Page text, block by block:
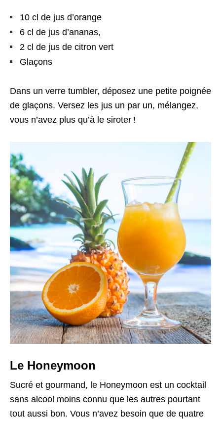
10 cl de jus d’orange
6 cl de jus d’ananas,
2 cl de jus de citron vert
Glaçons
Dans un verre tumbler, déposez une petite poignée
de glaçons. Versez les jus un par un, mélangez,
vous n’avez plus qu’à le siroter !
Le Honeymoon
Sucré et gourmand, le Honeymoon est un cocktail
sans alcool moins connu que les autres pourtant
tout aussi bon. Vous n’avez besoin que de quatre